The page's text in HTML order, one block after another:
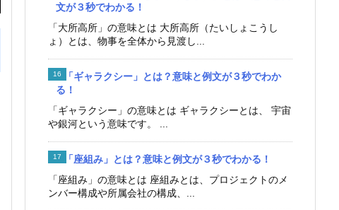
文が３秒でわかる！
「大所高所」の意味とは 大所高所（たいしょこうし
ょ）とは、物事を全体から見渡し...
「ギャラクシー」とは？意味と例文が３秒でわか
る！
「ギャラクシー」の意味とは ギャラクシーとは、 宇宙
や銀河という意味です。 ...
「座組み」とは？意味と例文が３秒でわかる！
「座組み」の意味とは 座組みとは、プロジェクトのメ
ンバー構成や所属会社の構成、...